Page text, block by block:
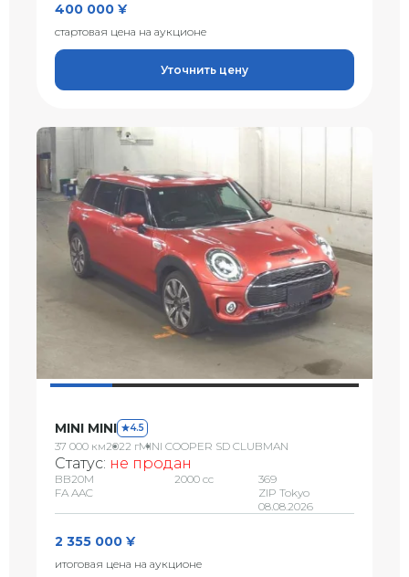
400 000 ¥
стартовая цена на аукционе
Уточнить цену
MINI MINI 4.5
37 000 км2022 гMINI COOPER SD CLUBMAN
Статус: не продан
BB20M
FA AAC
2000 сс
369
ZIP Tokyo
08.08.2026
2 355 000 ¥
итоговая цена на аукционе